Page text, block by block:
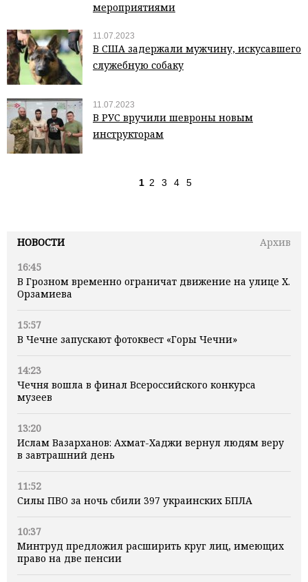
НОВОСТИ
Архив
16:45
В Грозном временно ограничат движение на улице Х.
Орзамиева
15:57
В Чечне запускают фотоквест «Горы Чечни»
14:23
Чечня вошла в финал Всероссийского конкурса
музеев
13:20
Ислам Вазарханов: Ахмат-Хаджи вернул людям веру
в завтрашний день
11:52
Силы ПВО за ночь сбили 397 украинских БПЛА
10:37
Минтруд предложил расширить круг лиц, имеющих
право на две пенсии
мероприятиями
11.07.2023
В США задержали мужчину, искусавшего
служебную собаку
11.07.2023
В РУС вручили шевроны новым
инструкторам
1 2 3 4 5